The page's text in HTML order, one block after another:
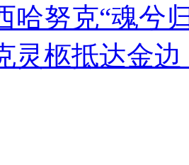
翻车
哈努克“魂兮
灵柩抵达金